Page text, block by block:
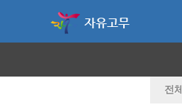
자유고무
전체